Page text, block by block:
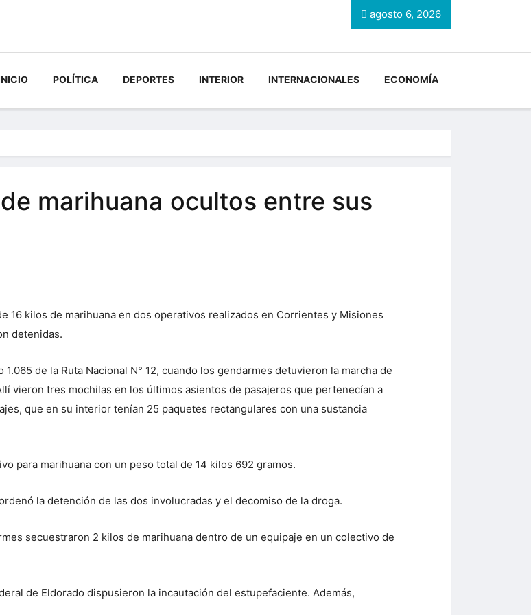
agosto 6, 2026
POLÍTICA DEPORTES INTERIOR INTERNACIONALES ECONOMÍA
marihuana ocultos entre sus
16 kilos de marihuana en dos operativos realizados en Corrientes y Misiones
detenidas.
de la Ruta Nacional N° 12, cuando los gendarmes detuvieron la marcha de
vieron tres mochilas en los últimos asientos de pasajeros que pertenecían a
que en su interior tenían 25 paquetes rectangulares con una sustancia
para marihuana con un peso total de 14 kilos 692 gramos.
la detención de las dos involucradas y el decomiso de la droga.
secuestraron 2 kilos de marihuana dentro de un equipaje en un colectivo de
de Eldorado dispusieron la incautación del estupefaciente. Además,